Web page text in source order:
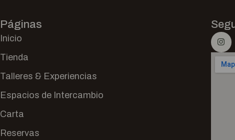
Páginas
Inicio
Tienda
Talleres & Experiencias
Espacios de Intercambio
Carta
Reservas